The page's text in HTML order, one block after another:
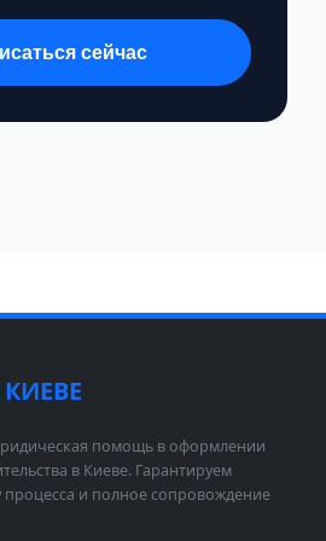
сейчас
помощь в оформлении
в Киеве. Гарантируем
процесса и полное сопровождение